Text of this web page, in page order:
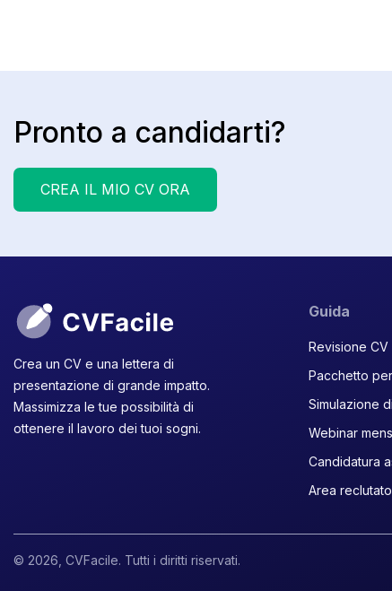
Pronto a candidarti?
CREA IL MIO CV ORA
Crea un CV e una lettera di
presentazione di grande impatto.
Massimizza le tue possibilità di
ottenere il lavoro dei tuoi sogni.
Guida
Revisione CV
Pacchetto
Simulazione
Webinar
Candidatura
Area
© 2026, CVFacile. Tutti i diritti riservati.